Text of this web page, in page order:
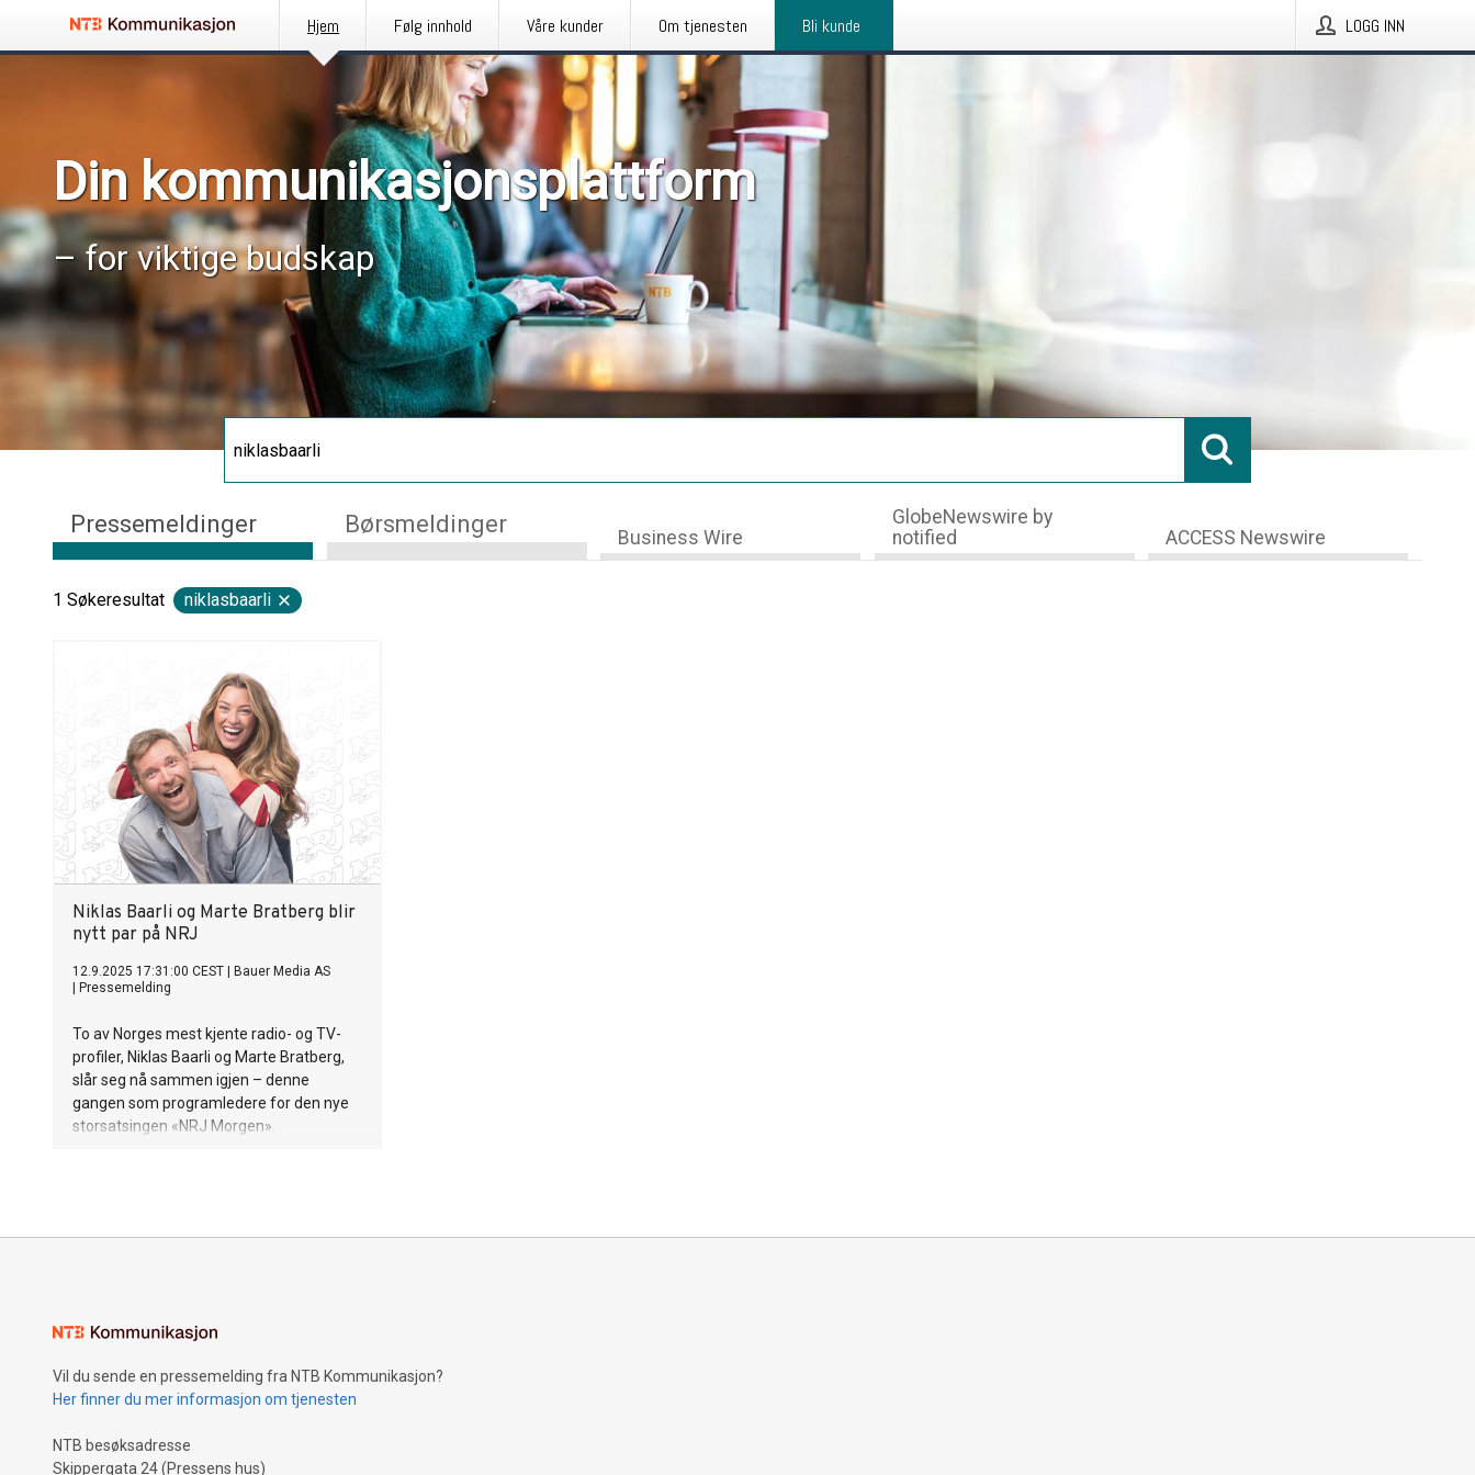
Hjem Følg innhold Våre kunder Om tjenesten Bli kunde LOGG INN
Din kommunikasjonsplattform
– for viktige budskap
Pressemeldinger Børsmeldinger Business Wire
GlobeNewswire by
notified
ACCESS Newswire
1 Søkeresultat niklasbaarli
Niklas Baarli og Marte Bratberg blir
nytt par på NRJ
12.9.2025 17:31:00 CEST
Bauer Media AS
Pressemelding
To av Norges mest kjente radio- og TV-
profiler, Niklas Baarli og Marte Bratberg,
slår seg nå sammen igjen – denne
gangen som programledere for den nye
storsatsingen «NRJ Morgen».
Vil du sende en pressemelding fra NTB Kommunikasjon?
Her finner du mer informasjon om tjenesten
NTB besøksadresse
Skippergata 24 (Pressens hus)